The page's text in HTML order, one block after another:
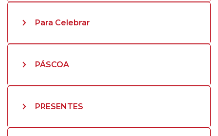
Para Celebrar
PÁSCOA
PRESENTES